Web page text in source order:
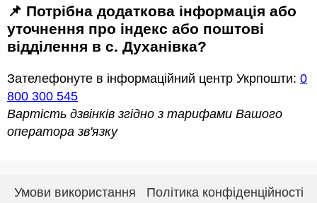
📌 Потрібна додаткова інформація або
уточнення про індекс або поштові
відділення в с. Духанівка?
Зателефонуте в інформаційний центр Укрпошти: 0
800 300 545
Вартість дзвінків згідно з тарифами Вашого
оператора зв'язку
Умови використання Політика конфіденційності